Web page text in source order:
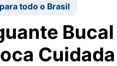
todo o Brasil